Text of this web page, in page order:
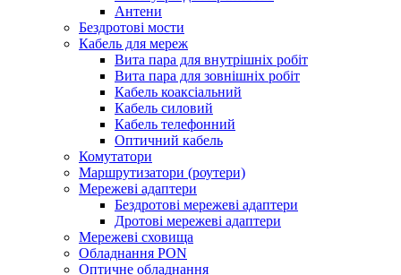
Антени
Бездротові мости
Кабель для мереж
Вита пара для внутрішніх робіт
Вита пара для зовнішніх робіт
Кабель коаксіальний
Кабель силовий
Кабель телефонний
Оптичний кабель
Комутатори
Маршрутизатори (роутери)
Мережеві адаптери
Бездротові мережеві адаптери
Дротові мережеві адаптери
Мережеві сховища
Обладнання PON
Оптичне обладнання